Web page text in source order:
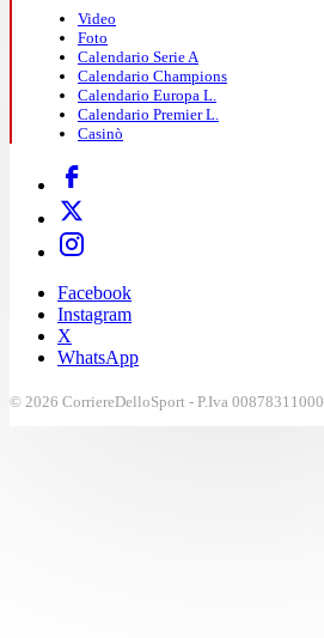
Video
Foto
Calendario Serie A
Calendario Champions
Calendario Europa L.
Calendario Premier L.
Casinò
Facebook
Instagram
X
WhatsApp
© 2026 CorriereDelloSport - P.Iva 00878311000